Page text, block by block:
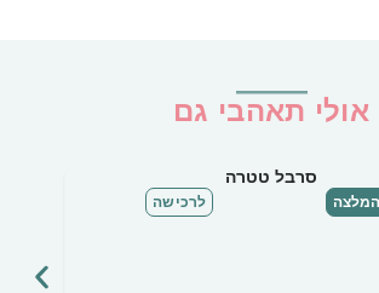
אולי תאהבי גם
סרבל טטרה
לרכישה